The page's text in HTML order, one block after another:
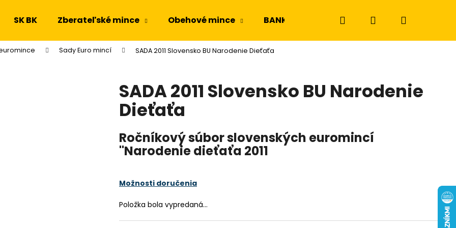
SK BK Zberateľské mince Obehové mince BANKOVKY NGC a PMG Odznaky a
HľadaťPrihlásenieNákupný
Sady Euro mincí SADA 2011 Slovensko BU Narodenie Dieťaťa
SADA 2011 Slovensko BU Narodenie
Dieťaťa
Ročníkový súbor slovenských euromincí
"Narodenie dieťaťa 2011
Možnosti doručenia
Položka bola vypredaná…
Čo potrebujete nájsť?
HĽADAŤ